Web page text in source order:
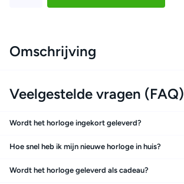
Omschrijving
Veelgestelde vragen (FAQ)
Wordt het horloge ingekort geleverd?
Hoe snel heb ik mijn nieuwe horloge in huis?
Wordt het horloge geleverd als cadeau?